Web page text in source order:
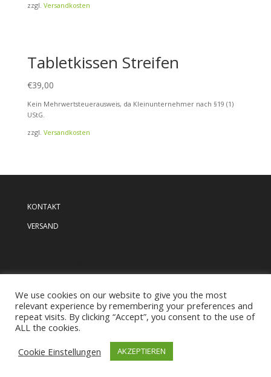
zzgl. Versandkosten
Tabletkissen Streifen
€39,00
Kein Mehrwertsteuerausweis, da Kleinunternehmer nach §19 (1)
UStG.
zzgl. Versandkosten
KONTAKT
VERSAND
Widerruf
We use cookies on our website to give you the most
relevant experience by remembering your preferences and
repeat visits. By clicking “Accept”, you consent to the use of
ALL the cookies.
Cookie Einstellungen
AKZEPTIEREN